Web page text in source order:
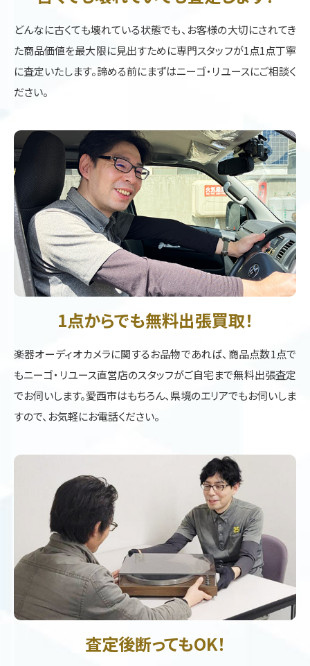
どんなに古くても壊れている状態でも、お客様の大切にされてき
た商品価値を最大限に見出すために専門スタッフが1点1点丁寧
に査定いたします。諦める前にまずはニーゴ・リユースにご相談く
ださい。
1点からでも無料出張買取！
楽器オーディオカメラに関するお品物であれば、商品点数1点で
もニーゴ・リユース直営店のスタッフがご自宅まで無料出張査定
でお伺いします。愛西市はもちろん、県境のエリアでもお伺いしま
すので、お気軽にお電話ください。
査定後断ってもOK！